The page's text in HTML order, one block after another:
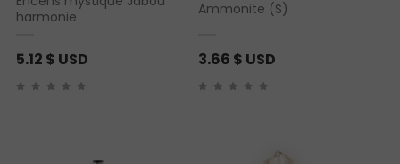
harmonie
5.12 $ USD
Ammonite (S)
3.66 $ USD